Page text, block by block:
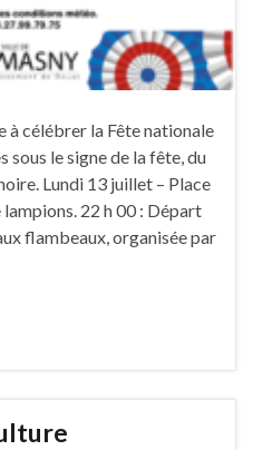
à célébrer la Fête nationale
sous le signe de la fête, du
Lundi 13 juillet – Place
22 h 00 : Départ
flambeaux, organisée par